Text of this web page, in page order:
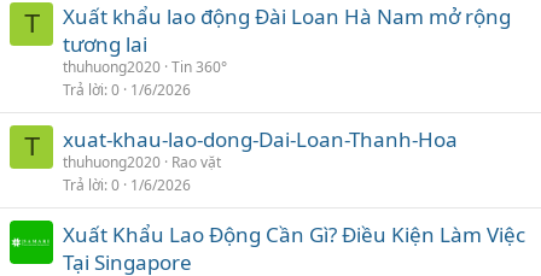
T
Xuất khẩu lao động Đài Loan Hà Nam mở rộng
tương lai
thuhuong2020 Tin 360°
Trả lời 0 1/6/2026
T xuat-khau-lao-dong-Dai-Loan-Thanh-Hoa
thuhuong2020 Rao vặt
Trả lời 0 1/6/2026
Xuất Khẩu Lao Động Cần Gì? Điều Kiện Làm Việc
Tại Singapore